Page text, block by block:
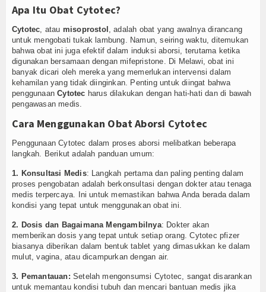
Apa Itu Obat Cytotec?
Cytotec , atau misoprostol
, adalah obat yang awalnya dirancang
untuk mengobati tukak lambung. Namun, seiring waktu, ditemukan
bahwa obat ini juga efektif dalam induksi aborsi, terutama ketika
digunakan bersamaan dengan mifepristone. Di Melawi, obat ini
banyak dicari oleh mereka yang memerlukan intervensi dalam
kehamilan yang tidak diinginkan. Penting untuk diingat bahwa
penggunaanCytotec harus dilakukan dengan hati-hati dan di bawah
pengawasan medis.
Cara Menggunakan Obat Aborsi Cytotec
Penggunaan Cytotec dalam proses aborsi melibatkan beberapa
langkah. Berikut adalah panduan umum:
1. Konsultasi Medis: Langkah pertama dan paling penting dalam
proses pengobatan adalah berkonsultasi dengan dokter atau tenaga
medis terpercaya. Ini untuk memastikan bahwa Anda berada dalam
kondisi yang tepat untuk menggunakan obat ini.
2. Dosis dan Bagaimana Mengambilnya: Dokter akan
memberikan dosis yang tepat untuk setiap orang. Cytotec pfizer
biasanya diberikan dalam bentuk tablet yang dimasukkan ke dalam
mulut, vagina, atau dicampurkan dengan air.
3. Pemantauan: Setelah mengonsumsi Cytotec, sangat disarankan
untuk memantau kondisi tubuh dan mencari bantuan medis jika